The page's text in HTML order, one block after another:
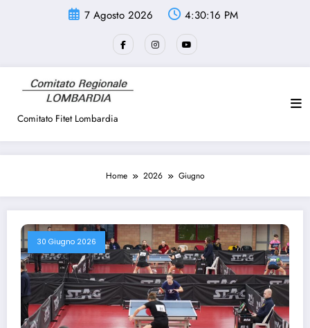
7 Agosto 2026 4:30:17 PM
Comitato Fitet Lombardia
Home 2026 Giugno
30 Giugno 2026